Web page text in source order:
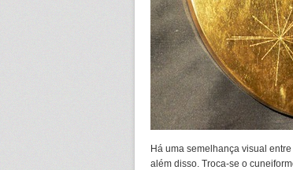
Há uma semelhança visual
além disso. Troca-se o